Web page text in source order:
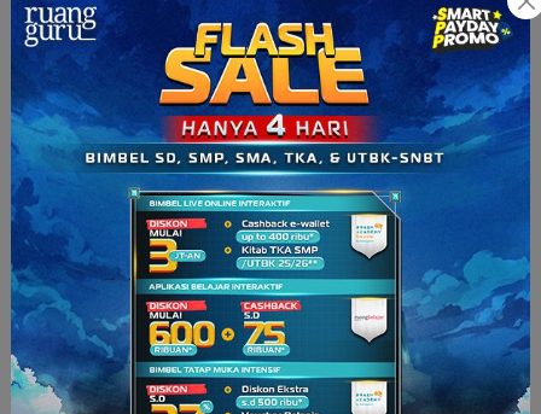
Filsafat (Sumber: microsites.ncl.ac.uk)
Filsafat dikenal sebagai induk semua ilmu. Filsafat lebih
mempelajari tentang permasalahan mendasar manusia dan
hubungannya dengan realita. Permasalahan seperti tujuan